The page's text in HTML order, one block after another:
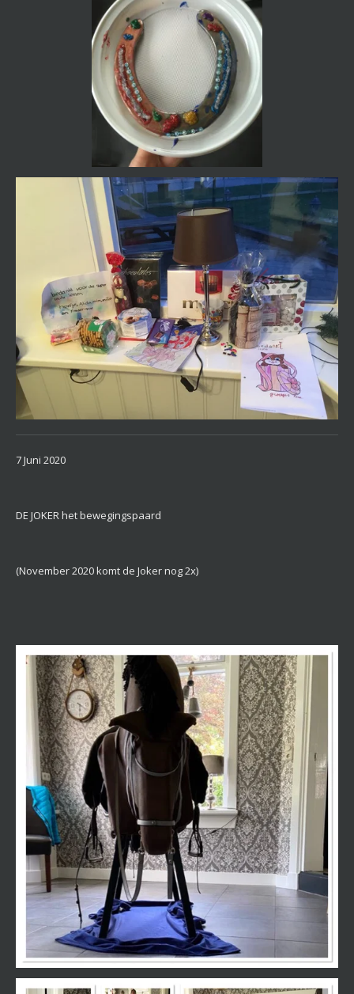
7 Juni 2020
DE JOKER het bewegingspaard
(November 2020 komt de Joker nog 2x)